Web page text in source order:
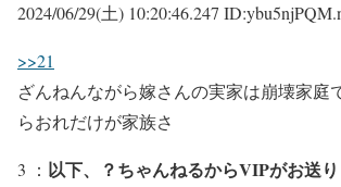
2024/06/29(土) 10:20:46.247
>>21
ざんねんながら嫁さんの実家は崩壊家庭
らおれだけが家族さ
3 ： 以下、？ちゃんねるからVIPがお送